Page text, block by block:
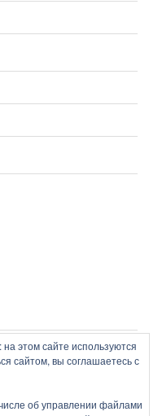
этом сайте используются
сайтом, вы соглашаетесь с
об управлении файлами